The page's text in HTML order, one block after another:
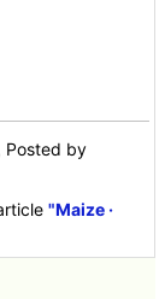
Posted by
"Maize ·